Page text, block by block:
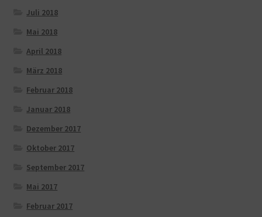
Juli 2018
Mai 2018
April 2018
März 2018
Februar 2018
Januar 2018
Dezember 2017
Oktober 2017
September 2017
Mai 2017
Februar 2017